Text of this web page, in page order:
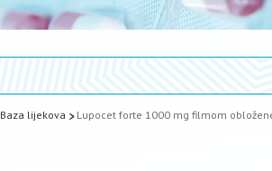
Baza lijekova Lupocet forte 1000 mg filmom